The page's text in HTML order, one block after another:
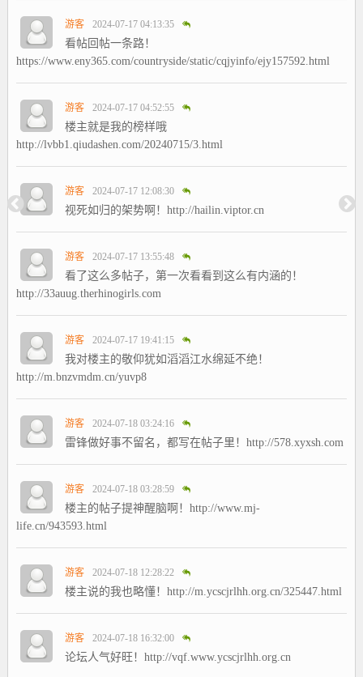
游客 2024-07-17 04:13:35
看帖回帖一条路！
https://www.eny365.com/countryside/static/cqjyinfo/ejy157592.html
游客 2024-07-17 04:52:55
楼主就是我的榜样哦
http://lvbb1.qiudashen.com/20240715/3.html
游客 2024-07-17 12:08:30
视死如归的架势啊！http://hailin.viptor.cn
游客 2024-07-17 13:55:48
看了这么多帖子，第一次看看到这么有内涵的！
http://33auug.therhinogirls.com
游客 2024-07-17 19:41:15
我对楼主的敬仰犹如滔滔江水绵延不绝！
http://m.bnzvmdm.cn/yuvp8
游客 2024-07-18 03:24:16
雷锋做好事不留名，都写在帖子里！http://578.xyxsh.com
游客 2024-07-18 03:28:59
楼主的帖子提神醒脑啊！http://www.mj-
life.cn/943593.html
游客 2024-07-18 12:28:22
楼主说的我也略懂！http://m.ycscjrlhh.org.cn/325447.html
游客 2024-07-18 16:32:00
论坛人气好旺！http://vqf.www.ycscjrlhh.org.cn